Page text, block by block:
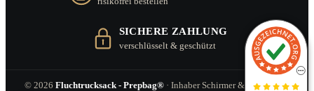
SICHERE ZAHLUNG
verschlüsselt & geschützt
© 2026 Fluchtrucksack - Prepbag® · Inhaber Schirmer & Zitzl GbR ·